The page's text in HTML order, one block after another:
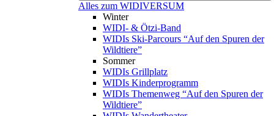
Alles zum WIDIVERSUM
Winter
WIDI- & Ötzi-Band
WIDIs Ski-Parcours “Auf den Spuren der
Wildtiere”
Sommer
WIDIs Grillplatz
WIDIs Kinderprogramm
WIDIs Themenweg “Auf den Spuren der
Wildtiere”